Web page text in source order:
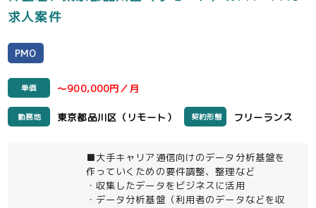
求人案件
PMO
単価 ～900,000円／月
勤務地 東京都品川区（リモート） 契約形態 フリーランス
■大手キャリア通信向けのデータ分析基盤を
作っていくための要件調整、整理など
・収集したデータをビジネスに活用
・データ分析基盤（利用者のデータなどを収